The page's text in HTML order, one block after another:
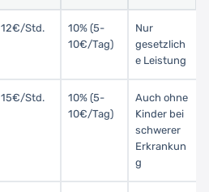
12€/Std.
10% (5-
10€/Tag)
Nur
gesetzlich
e Leistung
15€/Std.
10% (5-
10€/Tag)
Auch ohne
Kinder bei
schwerer
Erkrankun
g